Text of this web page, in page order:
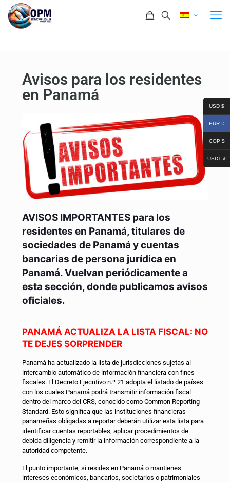
Avisos para los residentes
en Panamá
AVISOS IMPORTANTES para los
residentes en Panamá, titulares de
sociedades de Panamá y cuentas
bancarias de persona jurídica en
Panamá. Vuelvan periódicamente a
esta sección, donde publicamos avisos
oficiales.
PANAMÁ ACTUALIZA LA LISTA FISCAL: NO
TE DEJES SORPRENDER
Panamá ha actualizado la lista de jurisdicciones sujetas al
intercambio automático de información financiera con fines
fiscales. El Decreto Ejecutivo n.º 21 adopta el listado de países
con los cuales Panamá podrá transmitir información fiscal
dentro del marco del CRS, conocido como Common Reporting
Standard. Esto significa que las instituciones financieras
panameñas obligadas a reportar deberán utilizar esta lista para
identificar cuentas reportables, aplicar procedimientos de
debida diligencia y remitir la información correspondiente a la
autoridad competente.
El punto importante, si resides en Panamá o mantienes
intereses económicos, bancarios, societarios o patrimoniales
USD $
EUR €
COP $
USDT ₮